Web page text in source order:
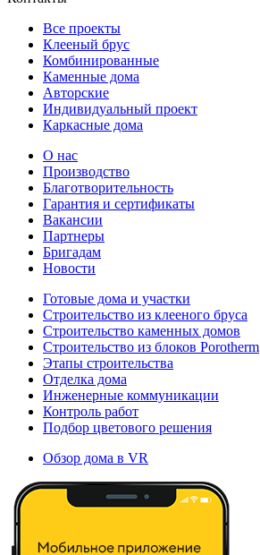
Все проекты
Клееный брус
Комбинированные
Каменные дома
Авторские
Индивидуальный проект
Каркасные дома
О нас
Производство
Благотворительность
Гарантия и сертификаты
Вакансии
Партнеры
Бригадам
Новости
Готовые дома и участки
Строительство из клееного бруса
Строительство каменных домов
Строительство из блоков Porotherm
Этапы строительства
Отделка дома
Инженерные коммуникации
Контроль работ
Подбор цветового решения
Обзор дома в VR